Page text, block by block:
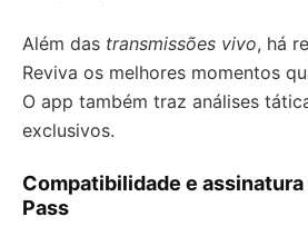
Além das transmissões vivo, há
Reviva os melhores momentos
O app também traz análises
exclusivos.
Compatibilidade e assinatura
Pass